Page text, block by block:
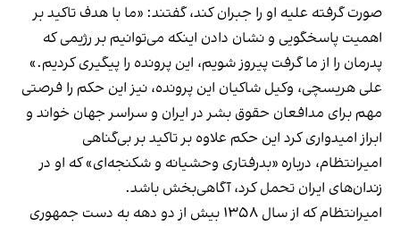
صورت گرفته علیه او را جبران کند، گفتند: «ما با هدف تاکید بر
اهمیت پاسخگویی و نشان دادن اینکه می‌توانیم بر رژیمی که
پدرمان را از ما گرفت پیروز شویم، این پرونده را پیگیری کردیم.»
علی هریسچی، وکیل شاکیان این پرونده، نیز این حکم را فرصتی
مهم برای مدافعان حقوق بشر در ایران و سراسر جهان خواند و
ابراز امیدواری کرد این حکم علاوه بر تاکید بر بی‌گناهی
امیرانتظام، درباره «بدرفتاری وحشیانه و شکنجه‌ای» که او در
زندان‌های ایران تحمل کرد، آگاهی‌بخش باشد.
امیرانتظام که از سال ۱۳۵۸ بیش از دو دهه به دست جمهوری